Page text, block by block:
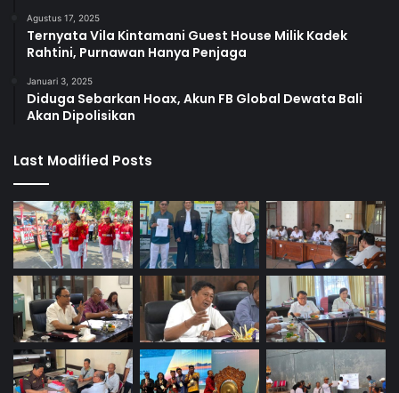
Agustus 17, 2025
Ternyata Vila Kintamani Guest House Milik Kadek
Rahtini, Purnawan Hanya Penjaga
Januari 3, 2025
Diduga Sebarkan Hoax, Akun FB Global Dewata Bali
Akan Dipolisikan
Last Modified Posts